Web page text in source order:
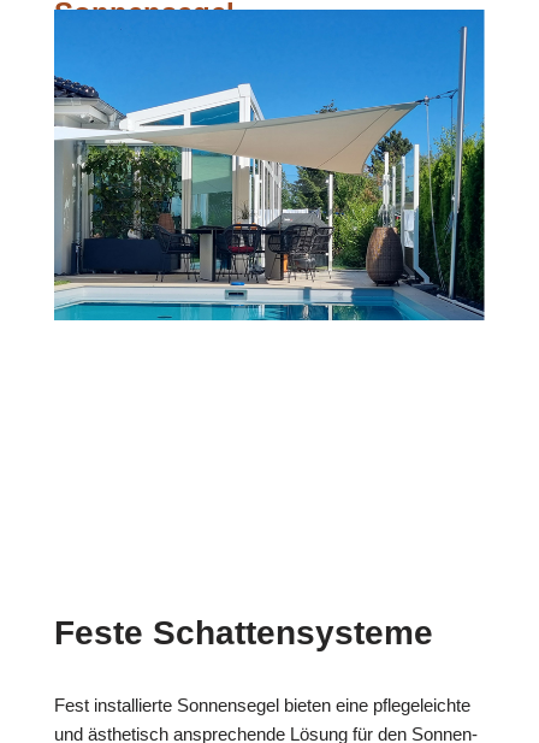
Sonnensegel
Feste Schattensysteme
Fest installierte Sonnensegel bieten eine pflegeleichte
und ästhetisch ansprechende Lösung für den Sonnen-